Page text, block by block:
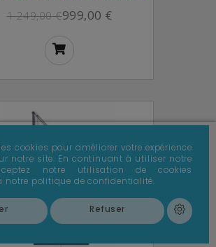
cookies pour améliorer votre expérience
notre site. En continuant à utiliser notre
notre utilisation de cookies
notre politique de confidentialité.
Refuser
1 249,00 €999,00 €